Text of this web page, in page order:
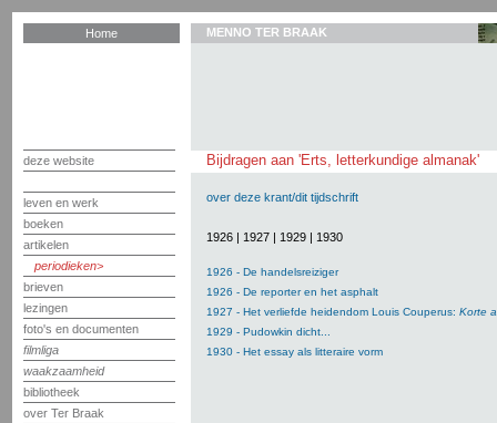
Home
deze website
leven en werk
boeken
artikelen
periodieken
brieven
lezingen
foto's en documenten
filmliga
waakzaamheid
bibliotheek
over Ter Braak
MENNO TER BRAAK
Bijdragen aan 'Erts, letterkundige almanak'
over deze krant/dit tijdschrift
1926 | 1927 | 1929 | 1930
1926 - De handelsreiziger
1926 - De reporter en het asphalt
1927 - Het verliefde heidendom Louis Couperus: Korte
1929 - Pudowkin dicht...
1930 - Het essay als litteraire vorm